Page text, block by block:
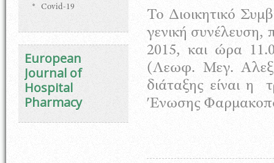
Covid-19
European
Journal of
Hospital
Pharmacy
Το Διοικητικό
γενική συνέλευση,
2015, και ώρα
(Λεωφ. Μεγ.
διάταξης είναι η
Ένωσης